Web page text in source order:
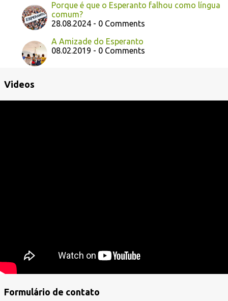
Porque é que o Esperanto falhou como língua
comum?
28.08.2024 - 0 Comments
A Amizade do Esperanto
08.02.2019 - 0 Comments
Videos
Formulário de contato